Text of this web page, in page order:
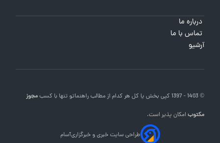
درباره ما
تماس با ما
آرشیو
© 1403 - 1397 کپی بخش یا کل هر کدام از مطالب راهنماتو تنها با کسبمجوز
مکتوبامکان پذیر است.
طراحی سایت خبری و خبرگزاریآسام